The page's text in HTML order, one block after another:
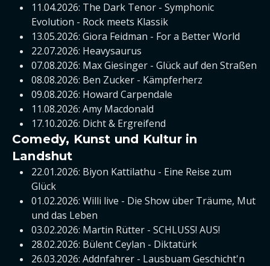
11.04.2026: The Dark Tenor - Symphonic
Evolution - Rock meets Klassik
13.05.2026: Giora Feidman - For a Better World
22.07.2026: Heavysaurus
07.08.2026: Max Giesinger - Glück auf den Straßen
08.08.2026: Ben Zucker - Kämpferherz
09.08.2026: Howard Carpendale
11.08.2026: Amy Macdonald
17.10.2026: Dicht & Ergreifend
Comedy, Kunst und Kultur in
Landshut
22.01.2026: Biyon Kattilathu - Eine Reise zum
Glück
01.02.2026: Willi live - Die Show über Träume, Mut
und das Leben
03.02.2026: Martin Rütter - SCHLUSS! AUS!
28.02.2026: Bülent Ceylan - Diktatürk
26.03.2026: Addnfahrer - Lausbuam Geschicht'n